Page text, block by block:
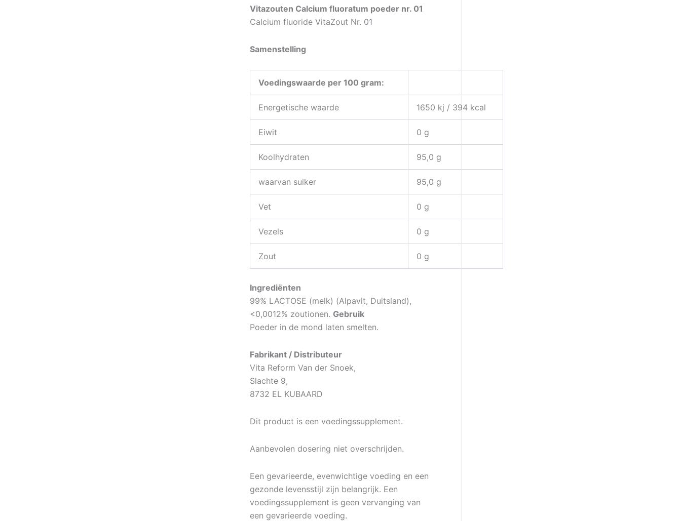
Vitazouten Calcium fluoratum poeder nr. 01
Calcium fluoride VitaZout Nr. 01
Samenstelling
Voedingswaarde per 100 gram:
Energetische waarde 1650 kj / 394 kcal
Eiwit 0 g
Koolhydraten 95,0 g
waarvan suiker 95,0 g
Vet 0 g
Vezels 0 g
Zout 0 g
Ingrediënten
99% LACTOSE (melk) (Alpavit, Duitsland),
<0,0012% zoutionen. Gebruik
Poeder in de mond laten smelten.
Fabrikant / Distributeur
Vita Reform Van der Snoek,
Slachte 9,
8732 EL KUBAARD
Dit product is een voedingssupplement.
Aanbevolen dosering niet overschrijden.
Een gevarieerde, evenwichtige voeding en een
gezonde levensstijl zijn belangrijk. Een
voedingssupplement is geen vervanging van
een gevarieerde voeding.